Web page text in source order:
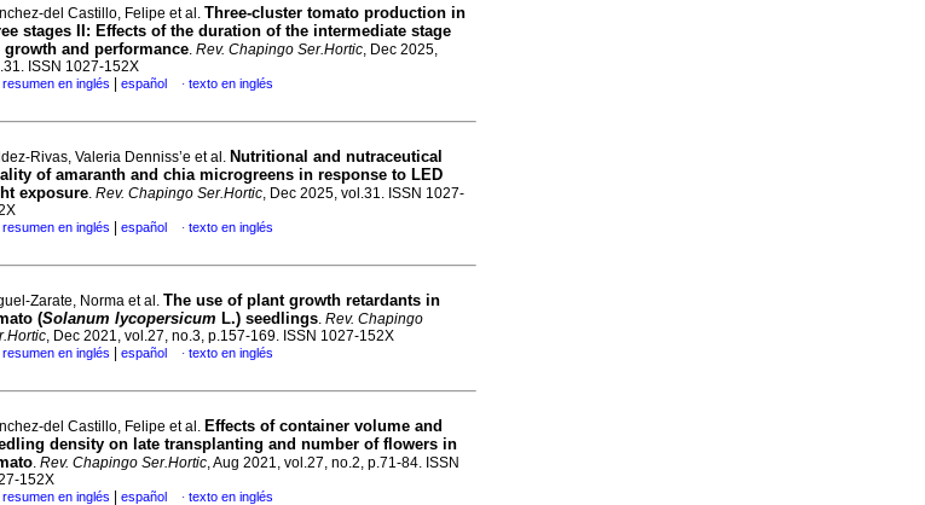
del Castillo, Felipe et al. Three-cluster tomato production in
stages II: Effects of the duration of the intermediate stage
growth and performance. Rev. Chapingo Ser.Hortic, Dec 2025,
ISSN 1027-152X
resumen en inglés español · texto en inglés
Rivas, Valeria Denniss’e et al. Nutritional and nutraceutical
of amaranth and chia microgreens in response to LED
exposure. Rev. Chapingo Ser.Hortic, Dec 2025, vol.31. ISSN 1027-
resumen en inglés español · texto en inglés
Zarate, Norma et al. The use of plant growth retardants in
(Solanum lycopersicum L.) seedlings. Rev. Chapingo
, Dec 2021, vol.27, no.3, p.157-169. ISSN 1027-152X
resumen en inglés español · texto en inglés
del Castillo, Felipe et al. Effects of container volume and
density on late transplanting and number of flowers in
. Rev. Chapingo Ser.Hortic, Aug 2021, vol.27, no.2, p.71-84. ISSN
152X
resumen en inglés español · texto en inglés